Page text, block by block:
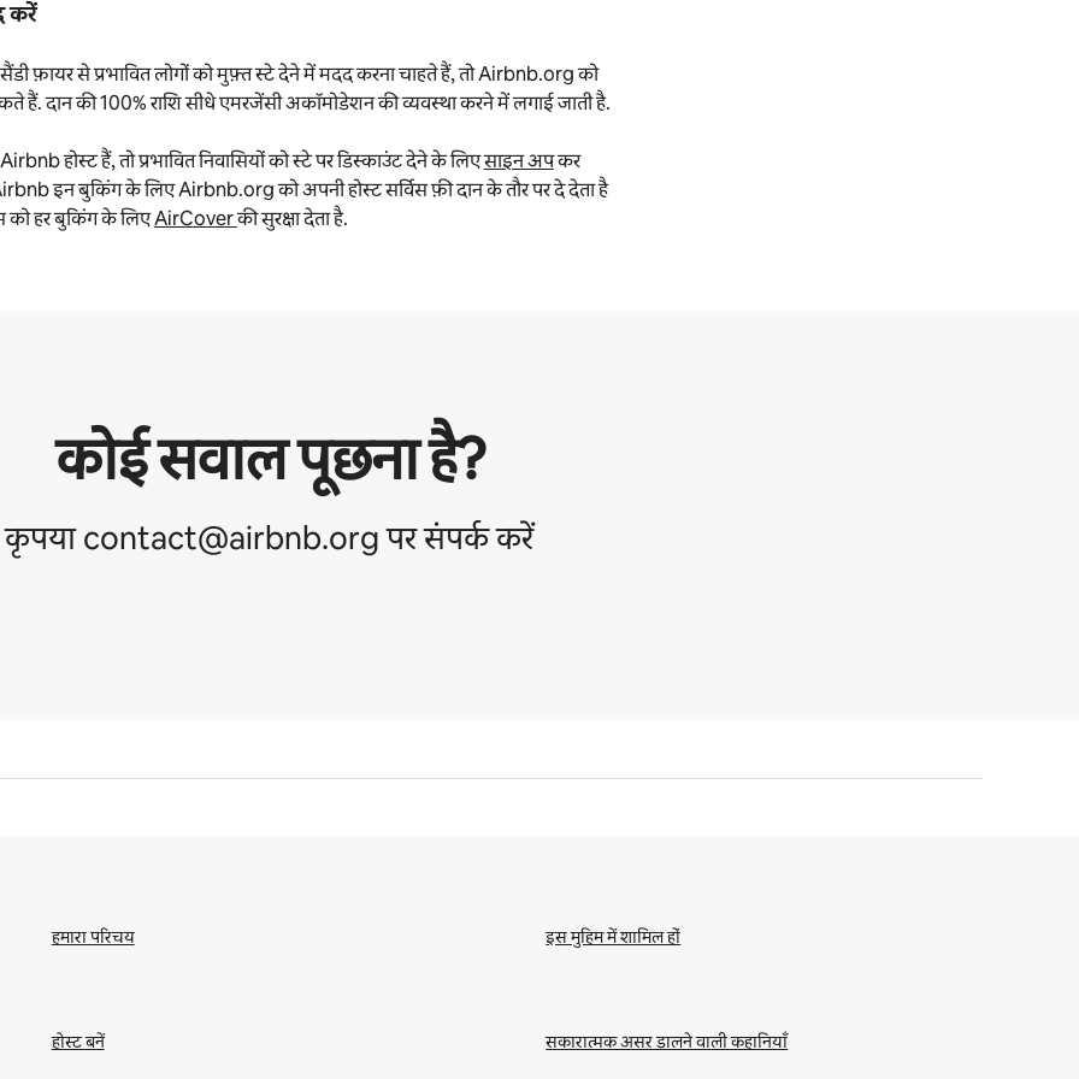
करें
फ़ायर से प्रभावित लोगों को मुफ़्त स्टे देने में मदद करना चाहते हैं, तो Airbnb.org को
हैं. दान की 100% राशि सीधे एमरजेंसी अकॉमोडेशन की व्यवस्था करने में लगाई जाती है.
होस्ट हैं, तो प्रभावित निवासियों को स्टे पर डिस्काउंट देने के लिएसाइन अपकर
इन बुकिंग के लिए Airbnb.org को अपनी होस्ट सर्विस फ़ी दान के तौर पर दे देता है
को हर बुकिंग के लिएAirCoverकी सुरक्षा देता है.
कोई सवाल पूछना है?
कृपया contact@airbnb.org पर संपर्क करें
हमारा परिचय इस मुहिम में शामिल हों
होस्ट बनें सकारात्मक असर डालने वाली कहानियाँ